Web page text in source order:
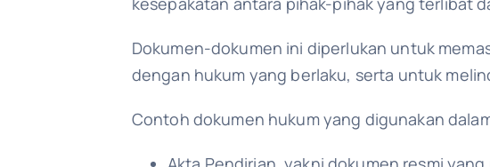
Dokumen-dokumen ini diperlukan untuk
dengan hukum yang berlaku, serta untuk
Contoh dokumen hukum yang digunakan